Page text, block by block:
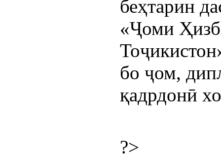
беҳтарин
«Ҷоми
бо ҷом,
қадрдонӣ
?>